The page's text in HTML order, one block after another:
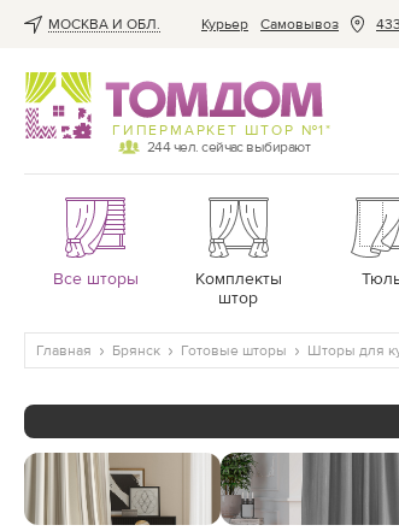
МОСКВА И ОБЛ. Курьер Cамовывоз
ГИПЕРМАРКЕТ ШТОР №1*
244чел. сейчас выбирают
Все шторы
Комплекты
штор
Главная Брянск Готовые шторы Шторы для